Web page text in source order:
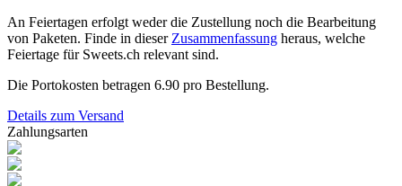
An Feiertagen erfolgt weder die Zustellung noch die Bearbeitung
von Paketen. Finde in dieser Zusammenfassung heraus, welche
Feiertage für Sweets.ch relevant sind.
Die Portokosten betragen 6.90 pro Bestellung.
Details zum Versand
Zahlungsarten